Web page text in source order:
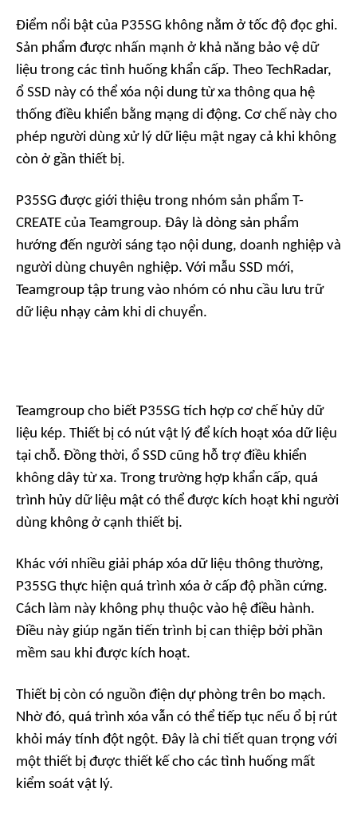
Điểm nổi bật của P35SG không nằm ở tốc độ đọc ghi.
Sản phẩm được nhấn mạnh ở khả năng bảo vệ dữ
liệu trong các tình huống khẩn cấp. Theo TechRadar,
ổ SSD này có thể xóa nội dung từ xa thông qua hệ
thống điều khiển bằng mạng di động. Cơ chế này cho
phép người dùng xử lý dữ liệu mật ngay cả khi không
còn ở gần thiết bị.
P35SG được giới thiệu trong nhóm sản phẩm T-
CREATE của Teamgroup. Đây là dòng sản phẩm
hướng đến người sáng tạo nội dung, doanh nghiệp và
người dùng chuyên nghiệp. Với mẫu SSD mới,
Teamgroup tập trung vào nhóm có nhu cầu lưu trữ
dữ liệu nhạy cảm khi di chuyển.
Teamgroup cho biết P35SG tích hợp cơ chế hủy dữ
liệu kép. Thiết bị có nút vật lý để kích hoạt xóa dữ liệu
tại chỗ. Đồng thời, ổ SSD cũng hỗ trợ điều khiển
không dây từ xa. Trong trường hợp khẩn cấp, quá
trình hủy dữ liệu mật có thể được kích hoạt khi người
dùng không ở cạnh thiết bị.
Khác với nhiều giải pháp xóa dữ liệu thông thường,
P35SG thực hiện quá trình xóa ở cấp độ phần cứng.
Cách làm này không phụ thuộc vào hệ điều hành.
Điều này giúp ngăn tiến trình bị can thiệp bởi phần
mềm sau khi được kích hoạt.
Thiết bị còn có nguồn điện dự phòng trên bo mạch.
Nhờ đó, quá trình xóa vẫn có thể tiếp tục nếu ổ bị rút
khỏi máy tính đột ngột. Đây là chi tiết quan trọng với
một thiết bị được thiết kế cho các tình huống mất
kiểm soát vật lý.